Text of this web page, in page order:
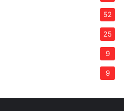
52
25
9
9